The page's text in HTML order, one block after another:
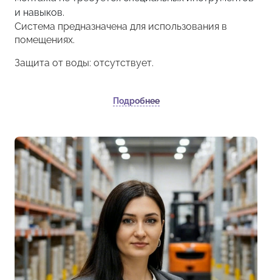
и навыков.
Система предназначена для использования в
помещениях.
Защита от воды: отсутствует.
Подробнее